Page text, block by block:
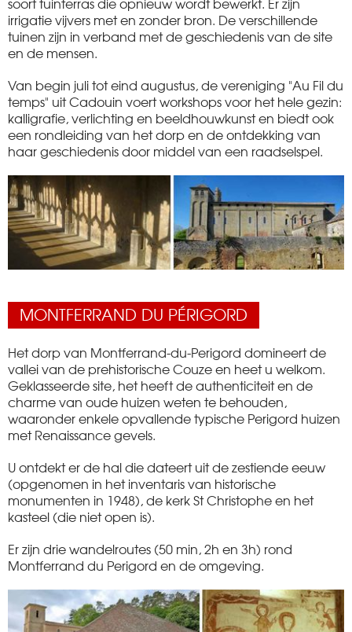
irrigatie vijvers met en zonder bron. De verschillende
tuinen zijn in verband met de geschiedenis van de site
en de mensen.
Van begin juli tot eind augustus, de vereniging "Au Fil du
temps" uit Cadouin voert workshops voor het hele gezin:
kalligrafie, verlichting en beeldhouwkunst en biedt ook
een rondleiding van het dorp en de ontdekking van
haar geschiedenis door middel van een raadselspel.
MONTFERRAND DU PÉRIGORD
Het dorp van Montferrand-du-Perigord domineert de
vallei van de prehistorische Couze en heet u welkom.
Geklasseerde site, het heeft de authenticiteit en de
charme van oude huizen weten te behouden,
waaronder enkele opvallende typische Perigord huizen
met Renaissance gevels.
U ontdekt er de hal die dateert uit de zestiende eeuw
(opgenomen in het inventaris van historische
monumenten in 1948), de kerk St Christophe en het
kasteel (die niet open is).
Er zijn drie wandelroutes (50 min, 2h en 3h) rond
Montferrand du Perigord en de omgeving.